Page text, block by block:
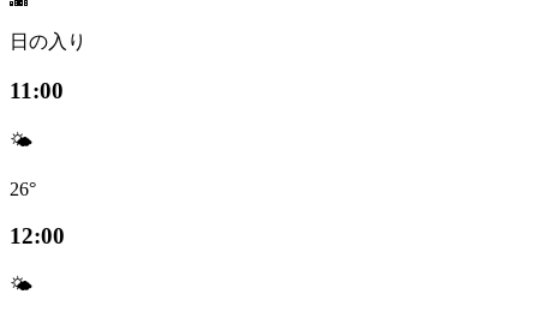
日の入り
11:00
🌤️
26°
12:00
🌤️